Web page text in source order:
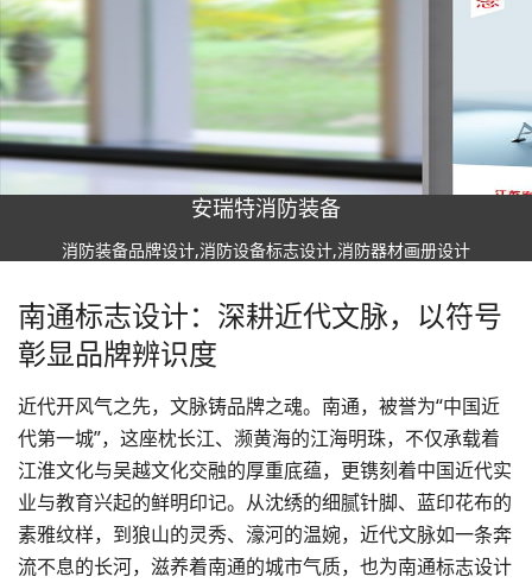
安瑞特消防装备
消防装备品牌设计,消防设备标志设计,消防器材画册设计
南通标志设计：深耕近代文脉，以符号
彰显品牌辨识度
近代开风气之先，文脉铸品牌之魂。南通，被誉为“中国近
代第一城”，这座枕长江、濒黄海的江海明珠，不仅承载着
江淮文化与吴越文化交融的厚重底蕴，更镌刻着中国近代实
业与教育兴起的鲜明印记。从沈绣的细腻针脚、蓝印花布的
素雅纹样，到狼山的灵秀、濠河的温婉，近代文脉如一条奔
流不息的长河，滋养着南通的城市气质，也为南通标志设计